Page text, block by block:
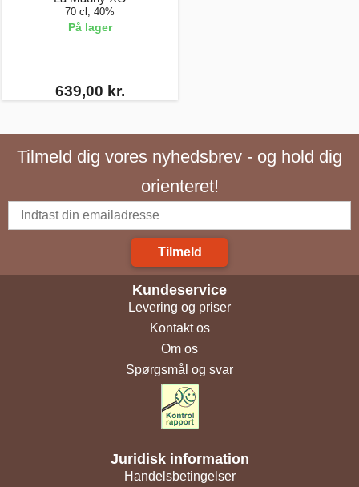
70 cl, 40%
På lager
639,00 kr.
Tilmeld dig vores nyhedsbrev - og hold dig
orienteret!
Tilmeld
Kundeservice
Levering og priser
Kontakt os
Om os
Spørgsmål og svar
Juridisk information
Handelsbetingelser